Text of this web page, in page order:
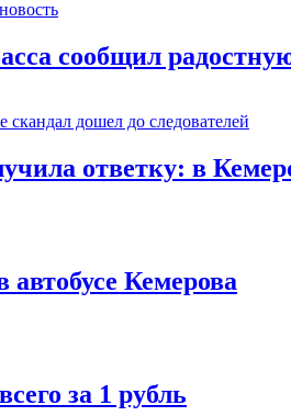
сообщил
ответку: в
Кемерова
за 1 рубль